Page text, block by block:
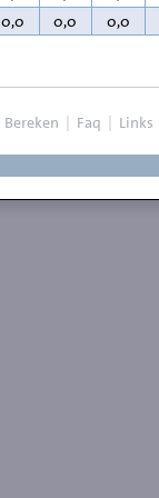
0,0 0,0 0,0
Bereken | Faq | Links